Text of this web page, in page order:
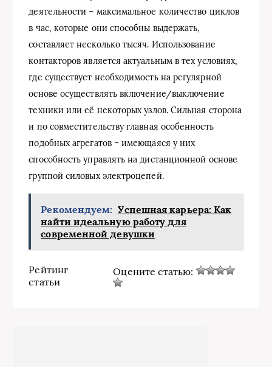
деятельности – максимальное количество циклов
в час, которые они способны выдержать,
составляет несколько тысяч. Использование
контакторов является актуальным в тех условиях,
где существует необходимость на регулярной
основе осуществлять включение/выключение
техники или её некоторых узлов. Сильная сторона
и по совместительству главная особенность
подобных агрегатов – имеющаяся у них
способность управлять на дистанционной основе
группой силовых электроцепей.
Рекомендуем: Успешная карьера: Как
найти идеальную работу для
современной девушки
Рейтинг
статьи
Оцените статью: